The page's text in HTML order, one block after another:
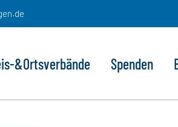
&Ortsverbände Spenden